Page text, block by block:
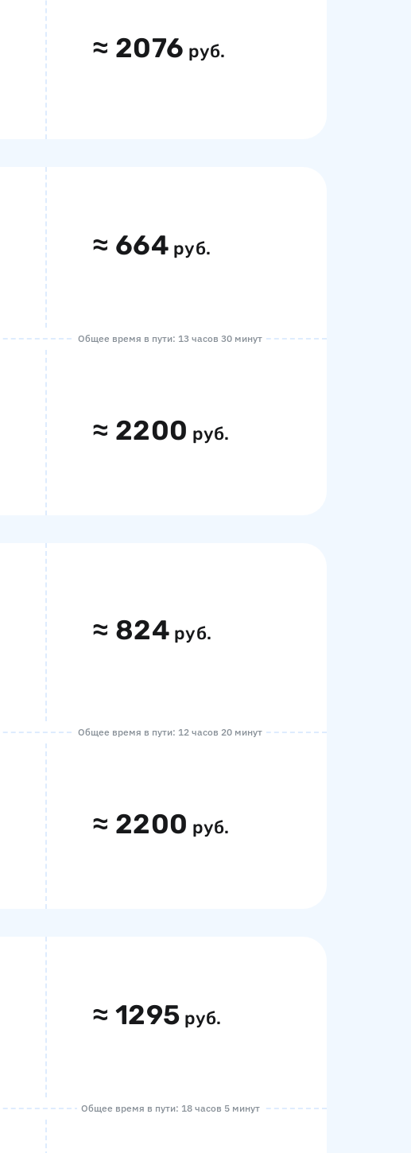
≈ 2076 руб.
≈ 664 руб.
Общее время в пути: 13 часов 30 минут
≈ 2200 руб.
≈ 824 руб.
Общее время в пути: 12 часов 20 минут
≈ 2200 руб.
≈1295 руб.
Общее время в пути: 18 часов 5 минут